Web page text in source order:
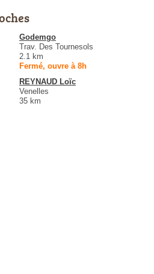
Godemgo
Trav. Des Tournesols
2.1 km
Fermé, ouvre à 8h
REYNAUD Loïc
Venelles
35 km